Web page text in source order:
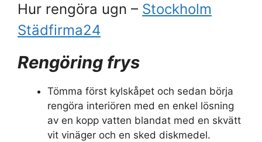
Hur rengöra ugn – Stockholm
Städfirma24
Rengöring frys
Tömma först kylskåpet och sedan börja
rengöra interiören med en enkel lösning
av en kopp vatten blandat med en skvätt
vit vinäger och en sked diskmedel.